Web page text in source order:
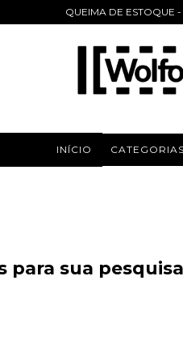
QUEIMA DE ESTOQUE
INÍCIO CATEGORIAS
para sua